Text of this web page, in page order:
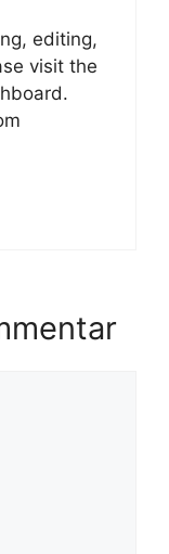
editing,
visit the